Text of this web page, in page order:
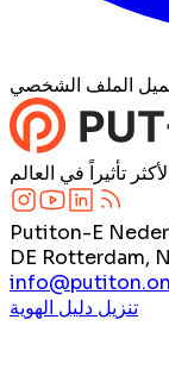
تأثيراً في العالم
Putiton-E
DE Rotterdam,
تنزيل دليل الهوية